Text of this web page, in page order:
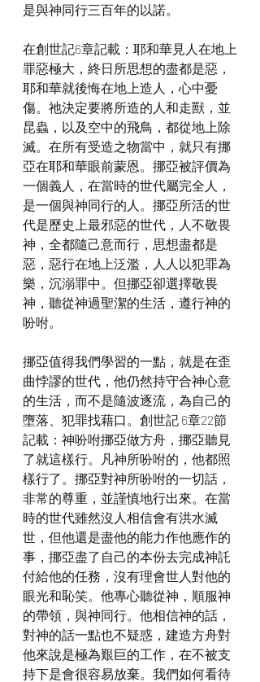
是與神同行三百年的以諾。
在創世記6章記載：耶和華見人在地上
罪惡極大，終日所思想的盡都是惡，
耶和華就後悔在地上造人，心中憂
傷。祂決定要將所造的人和走獸，並
昆蟲，以及空中的飛鳥，都從地上除
滅。在所有受造之物當中，就只有挪
亞在耶和華眼前蒙恩。挪亞被評價為
一個義人，在當時的世代屬完全人，
是一個與神同行的人。挪亞所活的世
代是歷史上最邪惡的世代，人不敬畏
神，全都隨己意而行，思想盡都是
惡，惡行在地上泛濫，人人以犯罪為
樂，沉溺罪中。但挪亞卻選擇敬畏
神，聽從神過聖潔的生活，遵行神的
吩咐。
挪亞值得我們學習的一點，就是在歪
曲悖謬的世代，他仍然持守合神心意
的生活，而不是隨波逐流，為自己的
墮落、犯罪找藉口。創世記 6章22節
記載：神吩咐挪亞做方舟，挪亞聽見
了就這樣行。凡神所吩咐的，他都照
樣行了。挪亞對神所吩咐的一切話，
非常的尊重，並謹慎地行出來。在當
時的世代雖然沒人相信會有洪水滅
世，但他還是盡他的能力作他應作的
事，挪亞盡了自己的本份去完成神託
付給他的任務，沒有理會世人對他的
眼光和恥笑。他專心聽從神，順服神
的帶領，與神同行。他相信神的話，
對神的話一點也不疑惑，建造方舟對
他來說是極為艱巨的工作，在不被支
持下是會很容易放棄。我們如何看待